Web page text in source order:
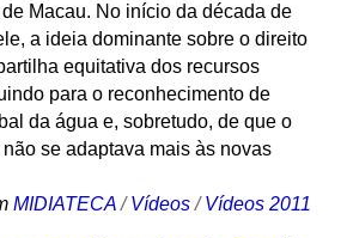
Macau. No início da década de
a ideia dominante sobre o direito
equitativa dos recursos
para o reconhecimento de
da água e, sobretudo, de que o
se adaptava mais às novas
MIDIATECA /Vídeos /Vídeos 2011